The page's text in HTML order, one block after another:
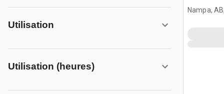
Utilisation
Utilisation (heures)
Finition
Nampa,